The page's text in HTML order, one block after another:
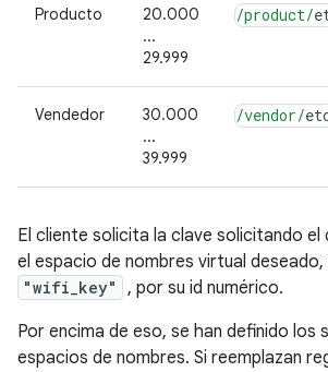
Producto
20.000
...
29.999
/product/
Vendedor
30.000
...
39.999
/vendor/
El cliente solicita la clave solicitando el
el espacio de nombres virtual
"wifi_key"
, por su id numérico.
Por encima de eso, se han definido los
espacios de nombres. Si reemplazan